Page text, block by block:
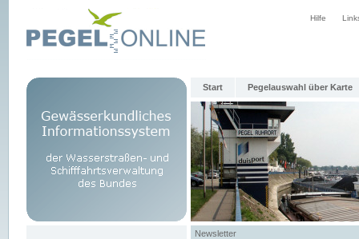
Hilfe
Start Pegelauswahl über Karte
Newsletter